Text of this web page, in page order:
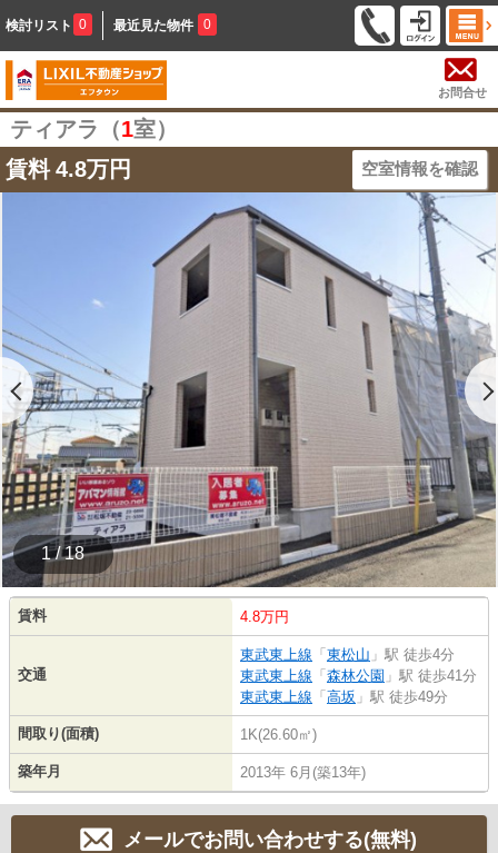
検討リスト 0 最近見た物件 0
お問合せ
ティアラ（1室）
賃料 4.8万円 空室情報を確認
1 / 18
賃料 4.8万円
交通
東武東上線 「 東松山 」駅 徒歩4分
東武東上線 「 森林公園 」駅 徒歩41分
東武東上線 「 高坂 」駅 徒歩49分
間取り(面積) 1K(26.60㎡)
築年月 2013年 6月(築13年)
メールでお問い合わせする(無料)